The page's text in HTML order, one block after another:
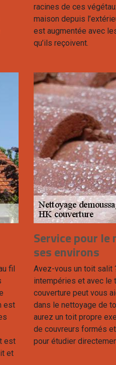
racines de ces
maison depuis
est augmentée avec
qu’ils reçoivent.
fil
est
est
et
Service pour
ses environs
Avez-vous un toit salit
intempéries et avec le
couverture peut vous
dans le nettoyage de
aurez un toit propre
de couvreurs formés
pour étudier